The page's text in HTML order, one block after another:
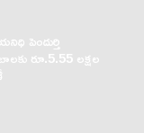
పెందుర్తి
రూ.5.55 లక్షల